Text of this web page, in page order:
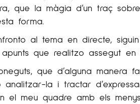
que la màgia d’un traç
forma.
al tema en directe,
que realitzo assegut en
que d’alguna manera
la i tractar
el meu quadre amb els